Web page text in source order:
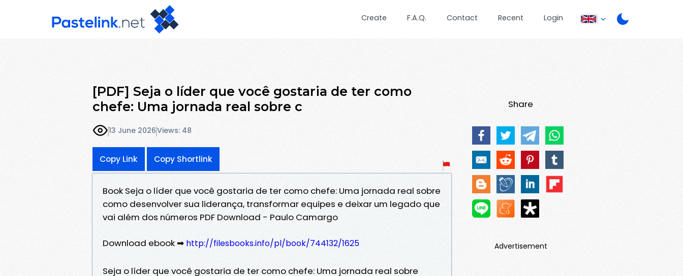
Create F.A.Q. Contact Recent Login
[PDF] Seja o líder que você gostaria de ter como
chefe: Uma jornada real sobre c
13 June 2026Views: 48
Copy Link Copy Shortlink
Book Seja o líder que você gostaria de ter como chefe: Uma jornada real sobre
como desenvolver sua liderança, transformar equipes e deixar um legado que
vai além dos números PDF Download - Paulo Camargo
Download ebook ➡ http://filesbooks.info/pl/book/744132/1625
Seja o líder que você gostaria de ter como chefe: Uma jornada real sobre
Share
Advertisement